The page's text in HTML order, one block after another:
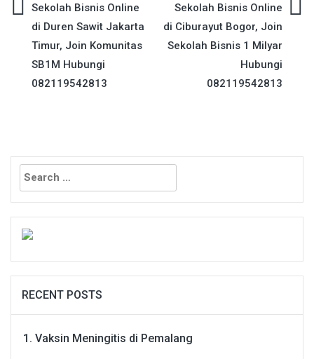
Post
navigation
Sekolah Bisnis Online
di Duren Sawit Jakarta
Timur, Join Komunitas
SB1M Hubungi
082119542813
Sekolah Bisnis Online
di Ciburayut Bogor, Join
Sekolah Bisnis 1 Milyar
Hubungi
082119542813
Search
for:
RECENT POSTS
Vaksin Meningitis di Pemalang